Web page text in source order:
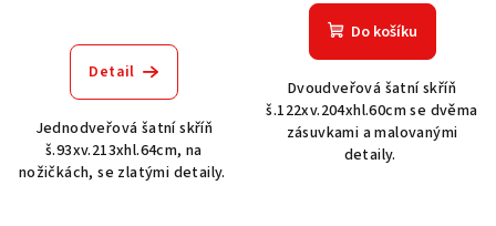
Detail
Jednodveřová šatní skříň
š.93xv.213xhl.64cm, na
nožičkách, se zlatými detaily.
Do košíku
Dvoudveřová šatní skříň
š.122xv.204xhl.60cm se dvěma
zásuvkami a malovanými
detaily.